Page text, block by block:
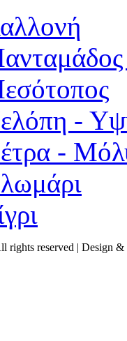
-
-
rights reserved | Design &